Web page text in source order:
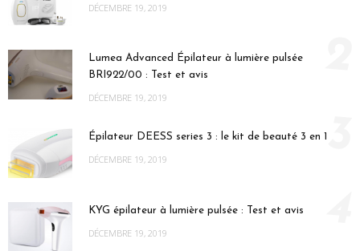
DÉCEMBRE 19, 2019
Lumea Advanced Épilateur à lumière pulsée
BRI922/00 : Test et avis
DÉCEMBRE 19, 2019
Épilateur DEESS series 3 : le kit de beauté 3 en 1
DÉCEMBRE 19, 2019 3
KYG épilateur à lumière pulsée : Test et avis
DÉCEMBRE 19, 2019